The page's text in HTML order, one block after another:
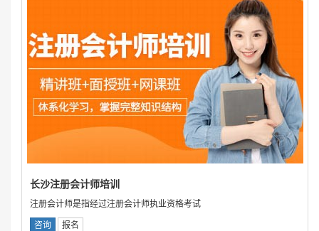
长沙注册会计师培训
注册会计师是指经过注册会计师执业资格考试
咨询 报名